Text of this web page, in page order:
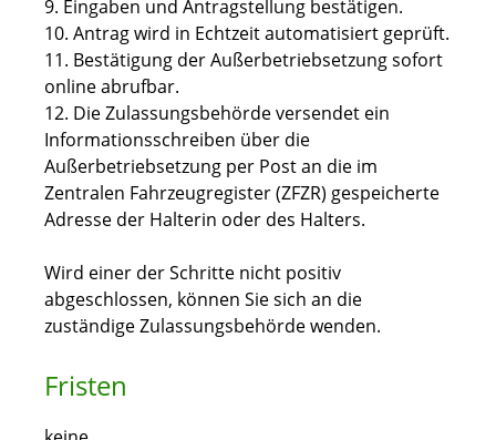
9. Eingaben und Antragstellung bestätigen.
10. Antrag wird in Echtzeit automatisiert geprüft.
11. Bestätigung der Außerbetriebsetzung sofort
online abrufbar.
12. Die Zulassungsbehörde versendet ein
Informationsschreiben über die
Außerbetriebsetzung per Post an die im
Zentralen Fahrzeugregister (ZFZR) gespeicherte
Adresse der Halterin oder des Halters.
Wird einer der Schritte nicht positiv
abgeschlossen, können Sie sich an die
zuständige Zulassungsbehörde wenden.
Fristen